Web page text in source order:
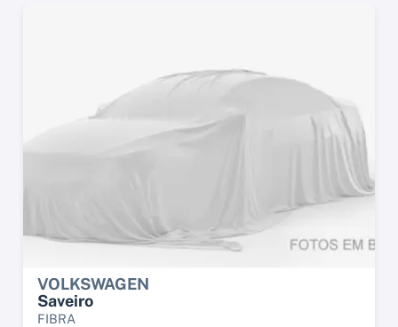
VOLKSWAGEN
Saveiro
FIBRA